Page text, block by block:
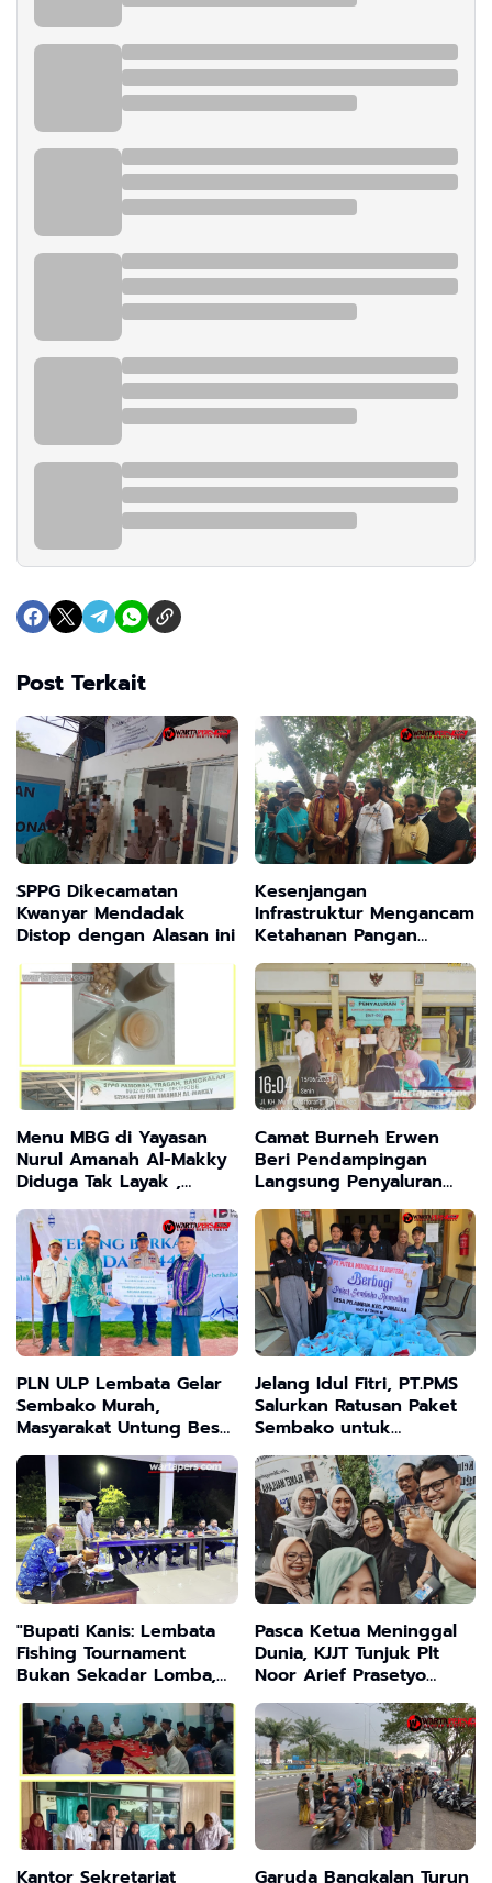
Post Terkait
SPPG Dikecamatan
Kwanyar Mendadak
Distop dengan Alasan ini
Kesenjangan
Infrastruktur Mengancam
Ketahanan Pangan
Waikomo, Apa Kata
Bupati?
Menu MBG di Yayasan
Nurul Amanah Al-Makky
Diduga Tak Layak ,
Orang Tua Siswa Kecewa
Camat Burneh Erwen
Beri Pendampingan
Langsung Penyaluran
BLT Dana Desa Langkap
PLN ULP Lembata Gelar
Sembako Murah,
Masyarakat Untung Besar
tapi Stok Terbatas
Jelang Idul Fitri, PT.PMS
Salurkan Ratusan Paket
Sembako untuk
Masyarakat Lingkar
Tambang
"Bupati Kanis: Lembata
Fishing Tournament
Bukan Sekadar Lomba,
Tapi Investasi Pariwisata
Jangka Panjang”
Pasca Ketua Meninggal
Dunia, KJJT Tunjuk Plt
Noor Arief Prasetyo
Jalankan Roda Organisasi
Kantor Sekretariat Garuda Bangkalan Turun